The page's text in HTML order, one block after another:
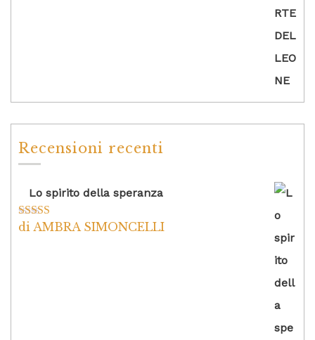
Recensioni recenti
Lo spirito della speranza
Valutato5su
di AMBRA SIMONCELLI